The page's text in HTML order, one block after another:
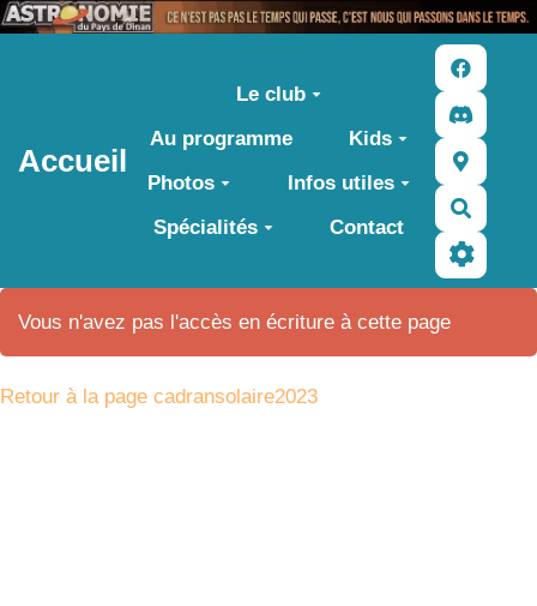
Accueil
Le club
Au programme
Kids
Photos
Infos utiles
Spécialités
Contact
Vous n'avez pas l'accès en écriture à cette page
Retour à la page cadransolaire2023